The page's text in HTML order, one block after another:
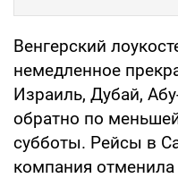
Венгерский
немедленное
Израиль, Дубай,
обратно по
субботы. Рейсы в
компания отменила